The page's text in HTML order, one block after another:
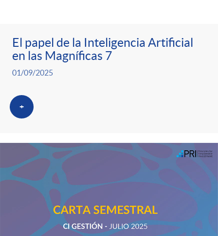
El papel de la Inteligencia Artificial
en las Magníficas 7
01/09/2025
+